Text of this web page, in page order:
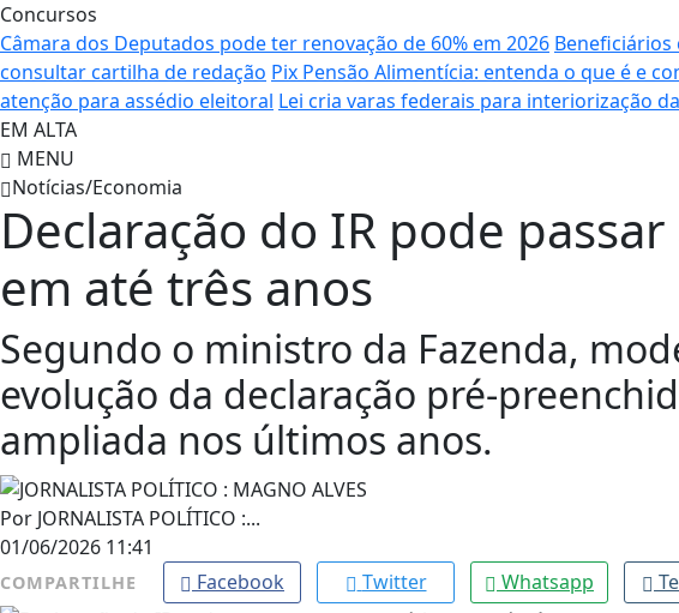
Concursos
Câmara dos Deputados pode ter renovação de 60% em 2026 Beneficiários
consultar cartilha de redação Pix Pensão Alimentícia: entenda o que é e
atenção para assédio eleitoral Lei cria varas federais para interiorização
EM ALTA
MENU
Notícias/Economia
Declaração do IR pode
em até três anos
Segundo o ministro da Fazenda,
evolução da declaração pré-
ampliada nos últimos anos.
Por JORNALISTA POLÍTICO :...
01/06/2026 11:41
COMPARTILHE Facebook Twitter Whatsapp